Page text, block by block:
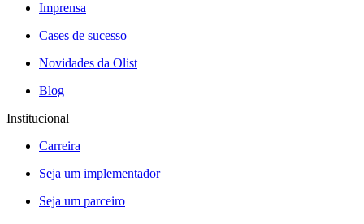
Imprensa
Cases de sucesso
Novidades da Olist
Blog
Institucional
Carreira
Seja um implementador
Seja um parceiro